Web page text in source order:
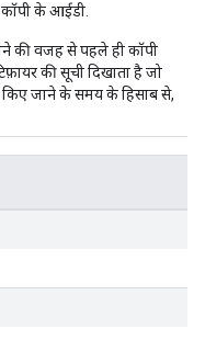
के आईडी.
की वजह से पहले ही कॉपी
की सूची दिखाता है जो
किए जाने के समय के हिसाब से,